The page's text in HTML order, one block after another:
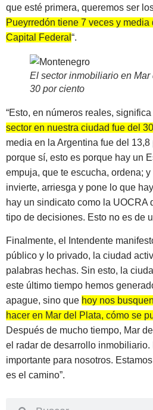
que esté primera, queremos ser
Pueyrredón tiene 7 veces y
Capital Federal “.
El sector inmobiliario en
30 por ciento
“Esto, en números reales,
sector en nuestra ciudad fue del
media en la Argentina fue del
porque sí, esto es porque hay un
empuja, que te escucha, ordena;
invierte, arriesga y pone lo que
hay un sindicato como la UOCRA
tipo de decisiones. Esto no es de
Finalmente, el Intendente
público y lo privado, la ciudad
palabras hechas. Sin esto, la
este último tiempo hemos
apague, sino que hoy nos
hacer en Mar del Plata, cómo se
Después de mucho tiempo, Mar
el radar de desarrollo inmobiliario.
importante para nosotros.
es el camino”.